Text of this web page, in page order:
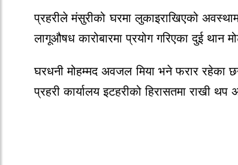
प्रहरीले मंसुरीको घरमा लुकाइराखिएको
लागूऔषध कारोबारमा प्रयोग गरिएका दुई थान
घरधनी मोहम्मद अवजल मिया भने फरार रहेका
प्रहरी कार्यालय इटहरीको हिरासतमा राखी